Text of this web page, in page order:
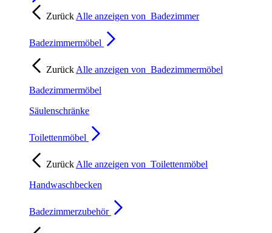
Zurück Alle anzeigen von Badezimmer
Badezimmermöbel
Zurück Alle anzeigen von Badezimmermöbel
Badezimmermöbel
Säulenschränke
Toilettenmöbel
Zurück Alle anzeigen von Toilettenmöbel
Handwaschbecken
Badezimmerzubehör